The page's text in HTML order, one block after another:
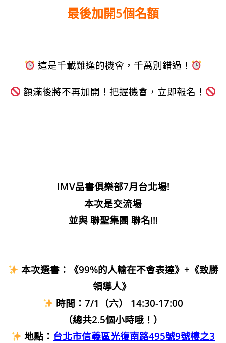
最後加開5個名額
這是千載難逢的機會，千萬別錯過！
額滿後將不再加開！把握機會，立即報名！
IMV品書俱樂部7月台北場!
本次是交流場
並與 聯聖集團 聯名!!!
本次選書：《99%的人輸在不會表達》+《致勝
領導人》
時間：7/1（六） 14:30-17:00
（總共2.5個小時哦！）
地點： 台北市信義區光復南路495號9號樓之3